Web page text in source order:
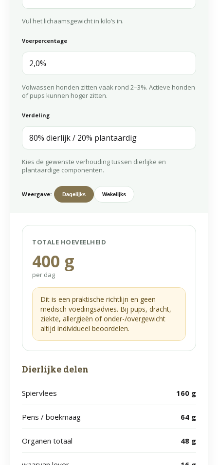
Vul het lichaamsgewicht in kilo’s in.
Voerpercentage
Volwassen honden zitten vaak rond 2–3%. Actieve honden
of pups kunnen hoger zitten.
Verdeling
Kies de gewenste verhouding tussen dierlijke en
plantaardige componenten.
Weergave: Dagelijks Wekelijks
TOTALE HOEVEELHEID
400 g
per dag
Dit is een praktische richtlijn en geen
medisch voedingsadvies. Bij pups, dracht,
ziekte, allergieën of onder-/overgewicht
altijd individueel beoordelen.
Dierlijke delen
Spiervlees 160 g
Pens / boekmaag 64 g
Organen totaal 48 g